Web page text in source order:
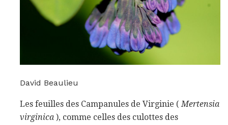
David Beaulieu
Les feuilles des Campanules de Virginie (Mertensia
virginica ), comme celles des culottes des